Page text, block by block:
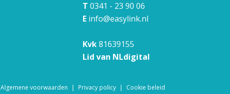
T 0341 - 23 90 06
E info@easylink.nl
Kvk81639155
Lid van NLdigital
Algemene voorwaarden Privacy policy Cookie beleid